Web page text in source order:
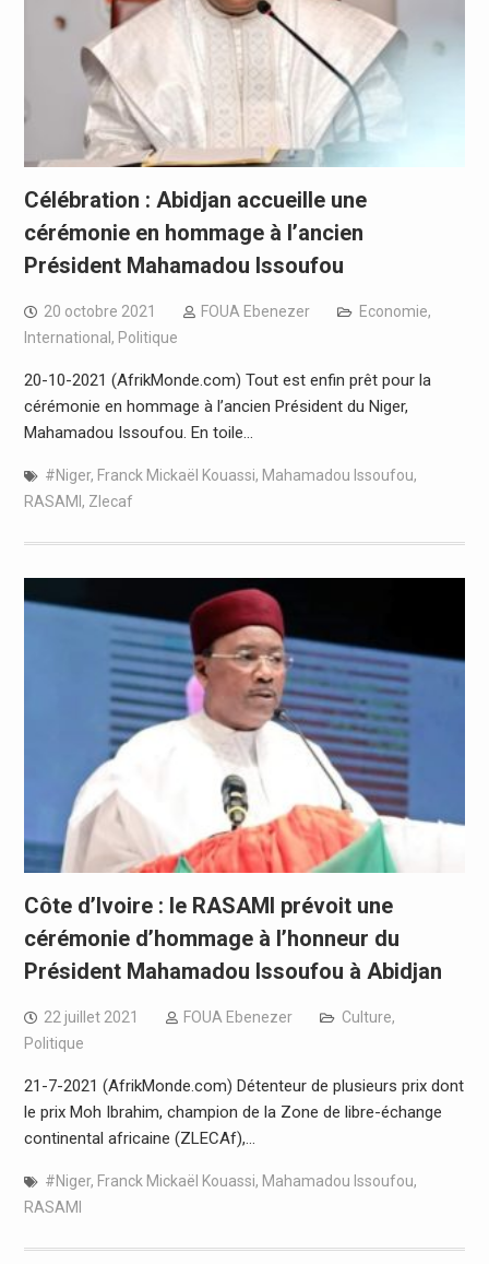
Célébration : Abidjan accueille une
cérémonie en hommage à l’ancien
Président Mahamadou Issoufou
20 octobre 2021 FOUA Ebenezer Economie,
International , Politique
20-10-2021 (AfrikMonde.com) Tout est enfin prêt pour la
cérémonie en hommage à l’ancien Président du Niger,
Mahamadou Issoufou. En toile…
#Niger, Franck Mickaël Kouassi, Mahamadou Issoufou,
RASAMI , Zlecaf
Côte d’Ivoire : le RASAMI prévoit une
cérémonie d’hommage à l’honneur du
Président Mahamadou Issoufou à Abidjan
22 juillet 2021 FOUA Ebenezer Culture,
Politique
21-7-2021 (AfrikMonde.com) Détenteur de plusieurs prix dont
le prix Moh Ibrahim, champion de la Zone de libre-échange
continental africaine (ZLECAf),…
#Niger, Franck Mickaël Kouassi, Mahamadou Issoufou,
RASAMI